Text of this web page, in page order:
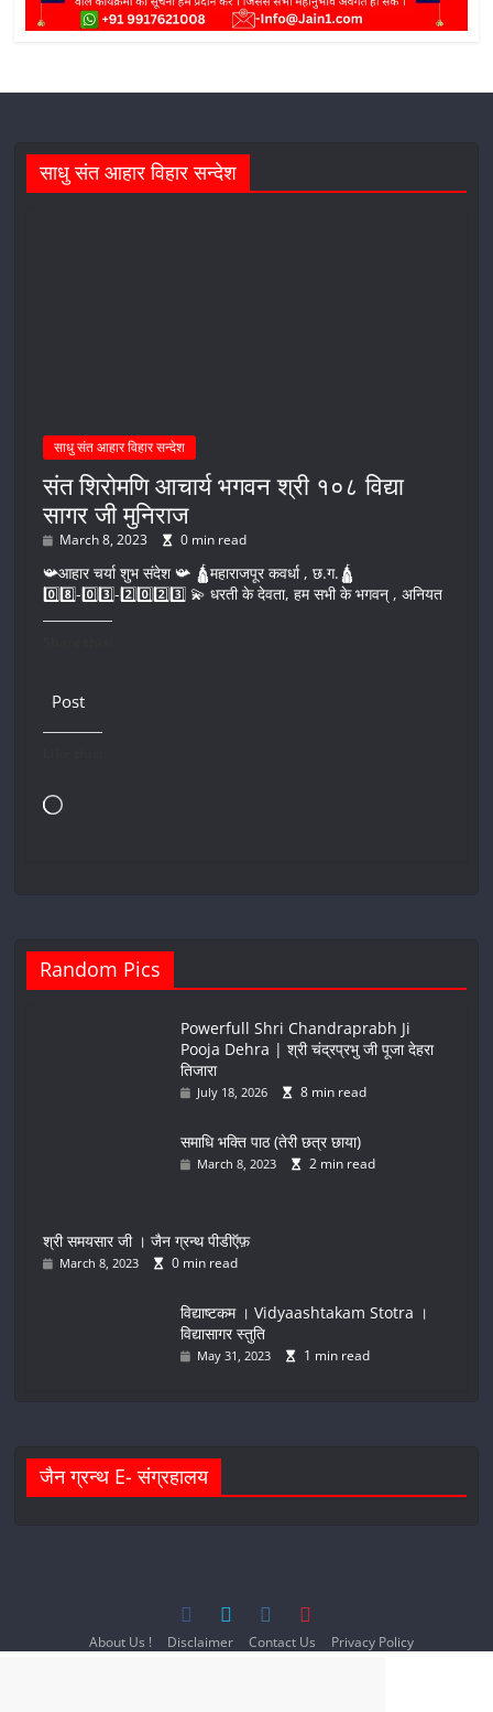
साधु संत आहार विहार सन्देश
साधु संत आहार विहार सन्देश
संत शिरोमणि आचार्य भगवन श्री १०८ विद्या
सागर जी मुनिराज
March 8, 2023 0 min read
📯आहार चर्या शुभ संदेश 📯 🛕महाराजपूर कवर्धा , छ.ग.🛕
0️⃣8️⃣-0️⃣3️⃣-2️⃣0️⃣2️⃣3️⃣ 💫 धरती के देवता, हम सभी के भगवन् , अनियत
Post
Loading…
Random Pics
Powerfull Shri Chandraprabh Ji
Pooja Dehra | श्री चंद्रप्रभु जी पूजा देहरा
तिजारा
July 18, 2026 8 min read
समाधि भक्ति पाठ (तेरी छत्र छाया)
March 8, 2023 2 min read
श्री समयसार जी । जैन ग्रन्थ पीडीऍफ़
March 8, 2023 0 min read
विद्याष्टकम । Vidyaashtakam Stotra ।
विद्यासागर स्तुति
May 31, 2023 1 min read
जैन ग्रन्थ E- संग्रहालय
About Us ! Disclaimer Contact Us
Privacy Policy